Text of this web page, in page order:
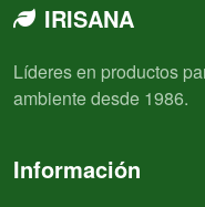
IRISANA
Líderes en productos
ambiente desde 1986.
Información